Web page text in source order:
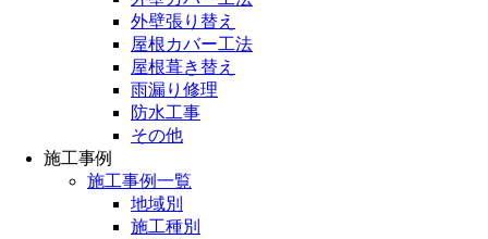
外壁張り替え
屋根カバー工法
屋根葺き替え
雨漏り修理
防水工事
その他
施工事例
施工事例一覧
地域別
施工種別